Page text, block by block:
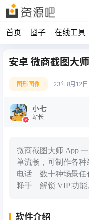
首页 圈子 在线工具
安卓 微商截图大
图形图像 23年8月12日
小七
站长
微商截图大师 App
单流畅，可制作各
电话，数十种场景
释手，解锁 VIP 功能
软件介绍